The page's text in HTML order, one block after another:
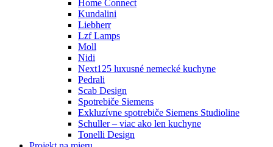
Home Connect
Kundalini
Liebherr
Lzf Lamps
Moll
Nidi
Next125 luxusné nemecké kuchyne
Pedrali
Scab Design
Spotrebiče Siemens
Exkluzívne spotrebiče Siemens Studioline
Schuller – viac ako len kuchyne
Tonelli Design